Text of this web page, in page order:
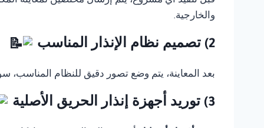
والخارجية.
2) تصميم نظام الإنذار المناسب
بعد المعاينة، يتم وضع تصور دقيق للنظام المناسب،
3) توريد أجهزة إنذار الحريق الأصلية